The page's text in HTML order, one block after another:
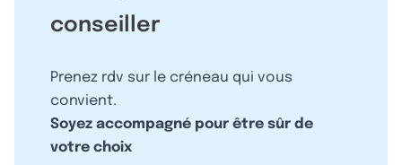
conseiller
Prenez rdv sur le créneau qui vous
convient.
Soyez accompagné pour être sûr de
votre choix